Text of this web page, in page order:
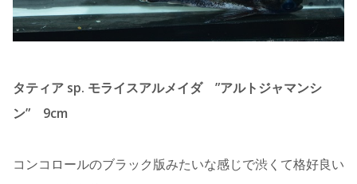
タティア sp. モライスアルメイダ ”アルトジャマンシ
ン” 9cm
コンコロールのブラック版みたいな感じで渋くて格好良い